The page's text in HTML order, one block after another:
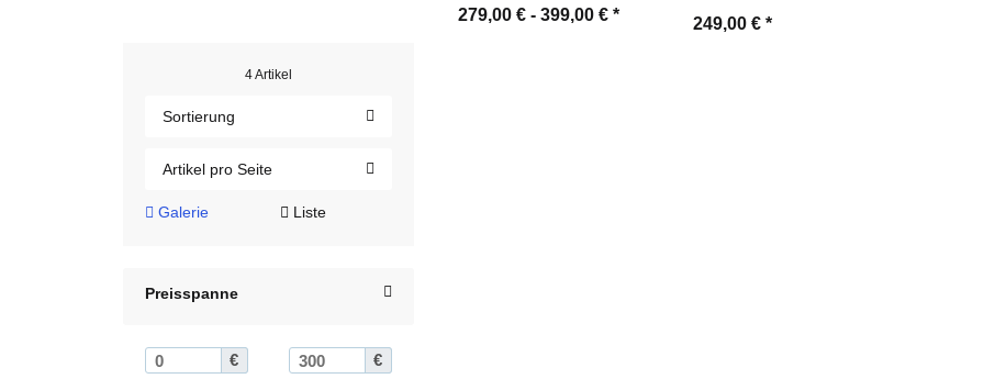
4 Artikel
Sortierung
Artikel pro Seite
Galerie Liste
Preisspanne
€ €
279,00 € - 399,00 € * 249,00 € *